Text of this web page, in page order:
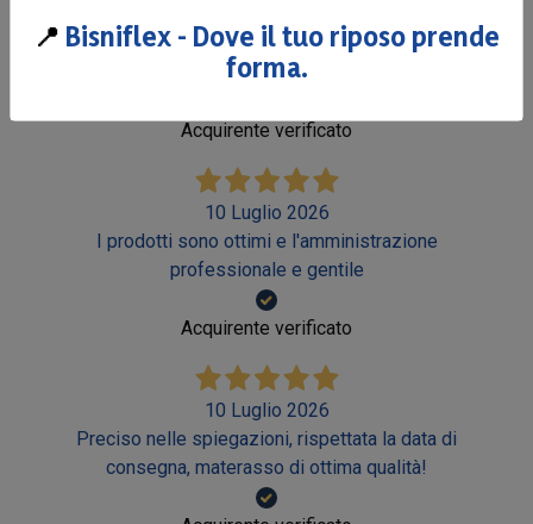
esigenza il sostegno all'acquisto professionale,
efficiente e gentile.
Acquirente verificato
10 Luglio 2026
I prodotti sono ottimi e l'amministrazione
professionale e gentile
Acquirente verificato
10 Luglio 2026
Preciso nelle spiegazioni, rispettata la data di
consegna, materasso di ottima qualità!
📍 Bisniflex - Dove il tuo riposo prende
forma.